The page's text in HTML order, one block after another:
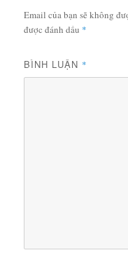
Email của bạn sẽ không
được đánh dấu *
BÌNH LUẬN *